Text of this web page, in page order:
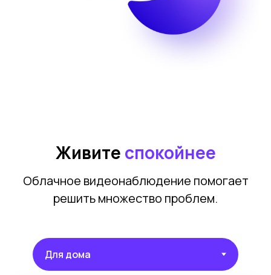
Живите спокойнее
Облачное видеонаблюдение помогает
решить множество проблем.